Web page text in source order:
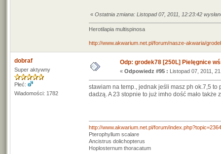
« Ostatnia zmiana: Listopad 07, 2011, 12:23:42
Herotilapia multispinosa
http://www.akwarium.net.pl/forum/nasze-akwaria/
dobraf
Super aktywny
Płeć:
Wiadomości: 1782
Odp: grodek78 [250L] Pielęgnice
« Odpowiedz #95 : Listopad 07, 2011,
stawiam na temp., jednak jeśli masz ph ok.7,5
dadzą. A 23 stopnie to już imho dość mało także
http://www.akwarium.net.pl/forum/
Pterophyllum scalare
Ancistrus dolichopterus
Hoplosternum thoracatum